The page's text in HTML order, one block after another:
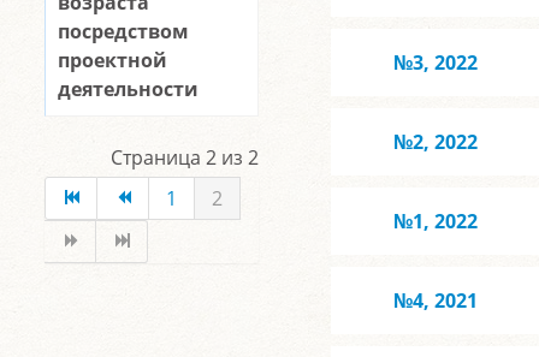
посредством
проектной
деятельности
Страница 2 из 2
1
2
№3, 2022
№2, 2022
№1, 2022
№4, 2021